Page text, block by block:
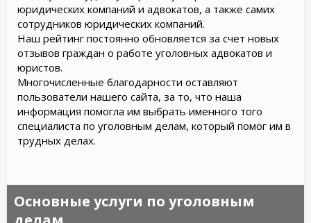
юридических компаний и адвокатов, а также самих
сотрудников юридических компаний.
Наш рейтинг постоянно обновляется за счет новых
отзывов граждан о работе уголовных адвокатов и
юристов.
Многочисленные благодарности оставляют
пользователи нашего сайта, за то, что наша
информация помогла им выбрать именного того
специалиста по уголовным делам, который помог им в
трудных делах.
Основные услуги по уголовным